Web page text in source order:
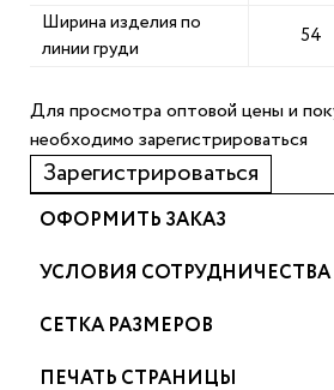
Для просмотра оптовой цены и
необходимо зарегистрироваться
Зарегистрироваться
Ширина изделия по
линии груди
54
ОФОРМИТЬ ЗАКАЗ
УСЛОВИЯ СОТРУДНИЧЕСТВА
СЕТКА РАЗМЕРОВ
ПЕЧАТЬ СТРАНИЦЫ